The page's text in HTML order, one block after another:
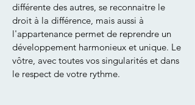
différente des autres, se reconnaitre le
droit à la différence, mais aussi à
l'appartenance permet de reprendre un
développement harmonieux et unique. Le
vôtre, avec toutes vos singularités et dans
le respect de votre rythme.